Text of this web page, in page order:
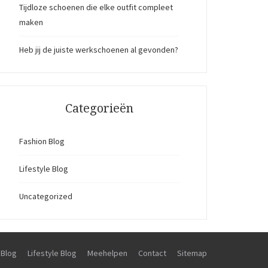
Tijdloze schoenen die elke outfit compleet
maken
Heb jij de juiste werkschoenen al gevonden?
Categorieën
Fashion Blog
Lifestyle Blog
Uncategorized
Lifestyle Blog Meehelpen Contact Sitemap